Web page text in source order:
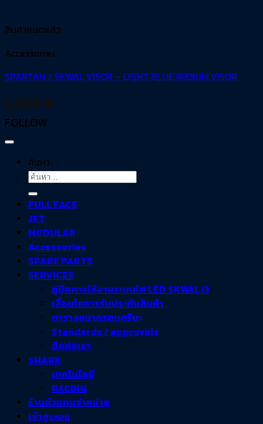
สินค้าหมดแล้ว
Accessories
SPARTAN / SKWAL VISOR – LIGHT BLUE IRIDIUM VISOR
2,500 ฿
FOLLOW
ค้นหา:
FULL FACE
JET
MODULAR
Accessories
SPARE PARTS
SERVICES
คู่มือการใช้งานระบบไฟ LED SKWAL i3
เงื่อนไขการรับประกันสินค้า
ตารางขนาดรอบศรีษะ
Standards / approvals
ติดต่อเรา
SHARK
เทคโนโลยี
RACING
ร้านตัวแทนจำหน่าย
เข้าสู่ระบบ